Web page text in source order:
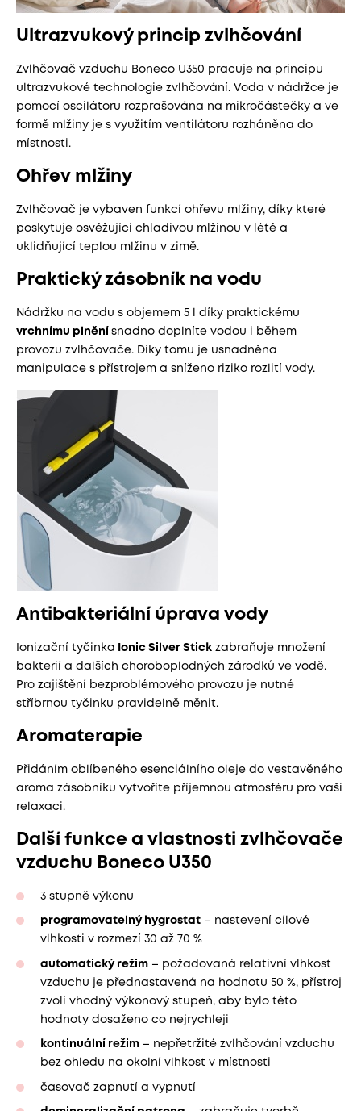
Ultrazvukový princip zvlhčování
Zvlhčovač vzduchu Boneco U350 pracuje na principu
ultrazvukové technologie zvlhčování. Voda v nádržce je
pomocí oscilátoru rozprašována na mikročástečky a ve
formě mlžiny je s využitím ventilátoru rozháněna do
místnosti.
Ohřev mlžiny
​Zvlhčovač je vybaven funkcí ohřevu mlžiny, díky které
poskytuje osvěžující chladivou mlžinou v létě a
uklidňující teplou mlžinu v zimě.
Praktický zásobník na vodu
Nádržku na vodu s objemem 5 l díky praktickému
vrchnímu plnění snadno doplníte vodou i během
provozu zvlhčovače. Díky tomu je usnadněna
manipulace s přístrojem a sníženo riziko rozlití vody.
Antibakteriální úprava vody
Ionizační tyčinka Ionic Silver Stick zabraňuje množení
bakterií a dalších choroboplodných zárodků ve vodě.
Pro zajištění bezproblémového provozu je nutné
stříbrnou tyčinku pravidelně měnit.
Aromaterapie
Přidáním oblíbeného esenciálního oleje do vestavěného
aroma zásobníku vytvoříte příjemnou atmosféru pro vaši
relaxaci.
Další funkce a vlastnosti zvlhčovače
vzduchu Boneco U350
3 stupně výkonu
programovatelný hygrostat – nastevení cílové
vlhkosti v rozmezí 30 až 70 %
automatický režim – požadovaná relativní vlhkost
vzduchu je přednastavená na hodnotu 50 %, přístroj
zvolí vhodný výkonový stupeň, aby bylo této
hodnoty dosaženo co nejrychleji
kontinuální režim – nepřetržité zvlhčování vzduchu
bez ohledu na okolní vlhkost v místnosti
časovač zapnutí a vypnutí